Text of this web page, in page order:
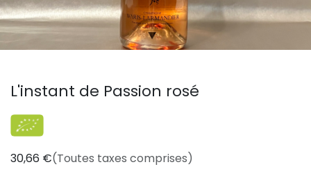
L'instant de Passion rosé
30,66 €(Toutes taxes comprises)